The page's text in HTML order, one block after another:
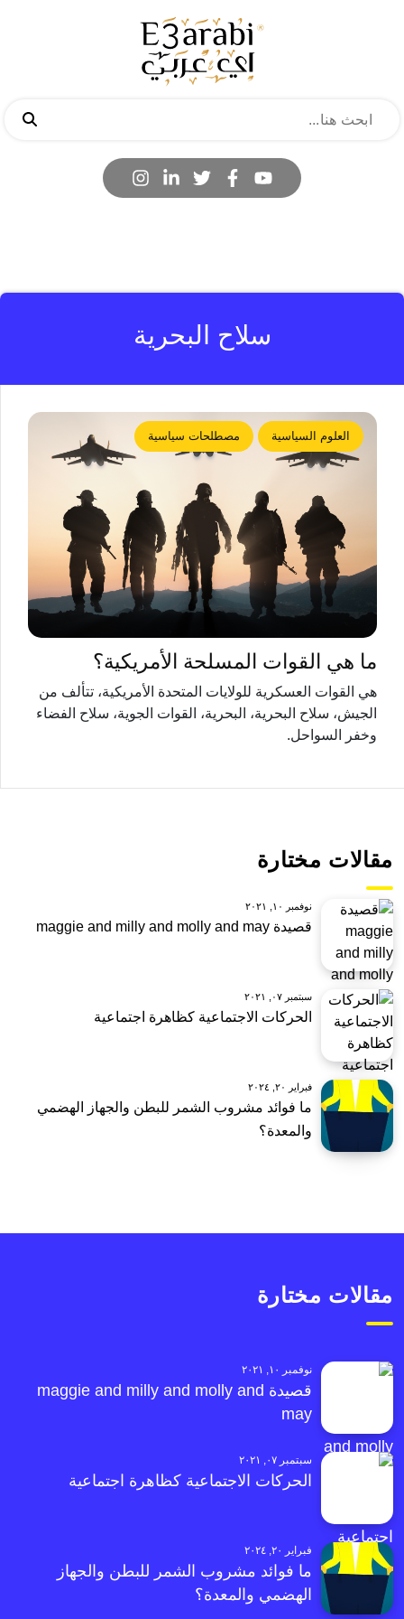
سلاح البحرية
العلوم السياسية مصطلحات سياسية
ما هي القوات المسلحة الأمريكية؟
هي القوات العسكرية للولايات المتحدة الأمريكية، تتألف من
الجيش، سلاح البحرية، البحرية، القوات الجوية، سلاح الفضاء
وخفر السواحل.
مقالات مختارة
نوفمبر ١٠, ٢٠٢١
قصيدة maggie and milly and molly and may
سبتمبر ٠٧, ٢٠٢١
الحركات الاجتماعية كظاهرة اجتماعية
فبراير ٢٠, ٢٠٢٤
ما فوائد مشروب الشمر للبطن والجهاز الهضمي
والمعدة؟
مقالات مختارة
نوفمبر ١٠, ٢٠٢١
قصيدة maggie and milly and molly and
may
سبتمبر ٠٧, ٢٠٢١
الحركات الاجتماعية كظاهرة اجتماعية
فبراير ٢٠, ٢٠٢٤
ما فوائد مشروب الشمر للبطن والجهاز
الهضمي والمعدة؟